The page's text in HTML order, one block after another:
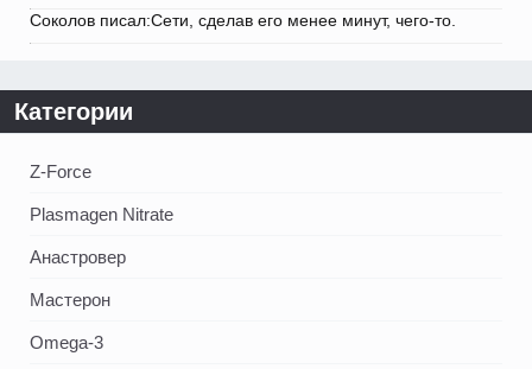
Соколов писал:Сети, сделав его менее минут, чего-то.
Категории
Z-Force
Plasmagen Nitrate
Анастровер
Мастерон
Omega-3